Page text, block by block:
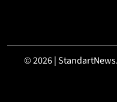
© 2026 |